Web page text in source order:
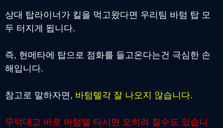
상대 탑라이너가 킬을 먹고왔다면 우리팀 바텀 탑 모
두 터지게 됩니다.
즉, 현메타에 탑으로 점화를 들고온다는건 극심한 손
해입니다.
참고로 말하자면, 바텀텔각 잘 나오지 않습니다.
무턱대고 바로 바텀텔 타시면 오히려 질수도 있습니